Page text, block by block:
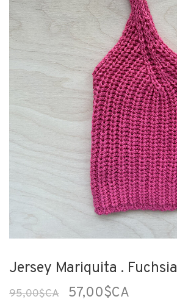
Jersey Mariquita . Fuchsia
95,00$CA 57,00$CA